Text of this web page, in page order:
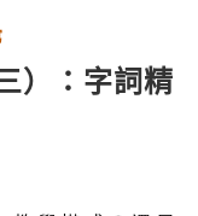
）：字詞精